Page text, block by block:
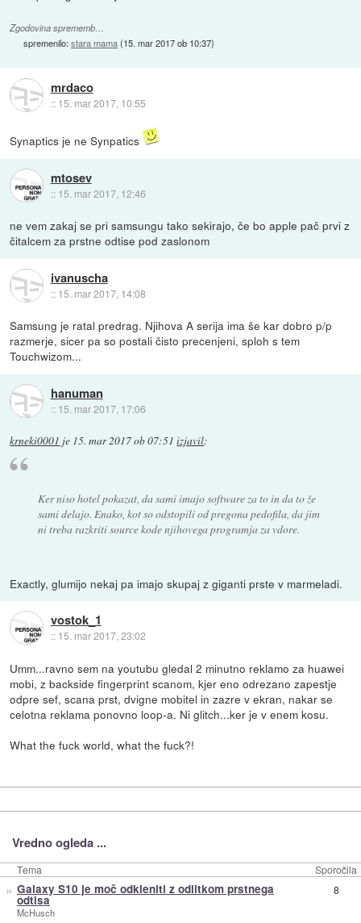
Zgodovina sprememb…
spremenilo:stara mama(15. mar 2017 ob 10:37)
mrdaco
:: 15. mar 2017, 10:55
Synaptics je ne Synpatics
mtosev
:: 15. mar 2017, 12:46
ne vem zakaj se pri samsungu tako sekirajo, če bo apple pač prvi z
čitalcem za prstne odtise pod zaslonom
ivanuscha
:: 15. mar 2017, 14:08
Samsung je ratal predrag. Njihova A serija ima še kar dobro p/p
razmerje, sicer pa so postali čisto precenjeni, sploh s tem
Touchwizom...
hanuman
:: 15. mar 2017, 17:06
krneki0001 je 15. mar 2017 ob 07:51 izjavil:
Ker niso hotel pokazat, da sami imajo software za to in da to že
sami delajo. Enako, kot so odstopili od pregona pedofila, da jim
ni treba razkriti source kode njihovega programja za vdore.
Exactly, glumijo nekaj pa imajo skupaj z giganti prste v marmeladi.
vostok_1
:: 15. mar 2017, 23:02
Umm...ravno sem na youtubu gledal 2 minutno reklamo za huawei
mobi, z backside fingerprint scanom, kjer eno odrezano zapestje
odpre sef, scana prst, dvigne mobitel in zazre v ekran, nakar se
celotna reklama ponovno loop-a. Ni glitch...ker je v enem kosu.
What the fuck world, what the fuck?!
Vredno ogleda ...
Tema Sporočila
» Galaxy S10 je moč odkleniti z odlitkom prstnega
odtisa
McHusch
8